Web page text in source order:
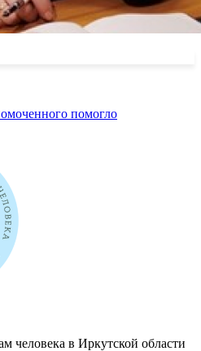
помогло
человека в Иркутской области